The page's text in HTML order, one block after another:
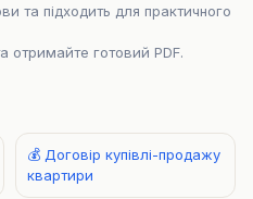
та підходить для практичного
отримайте готовий PDF.
💰 Договір купівлі-продажу
квартири